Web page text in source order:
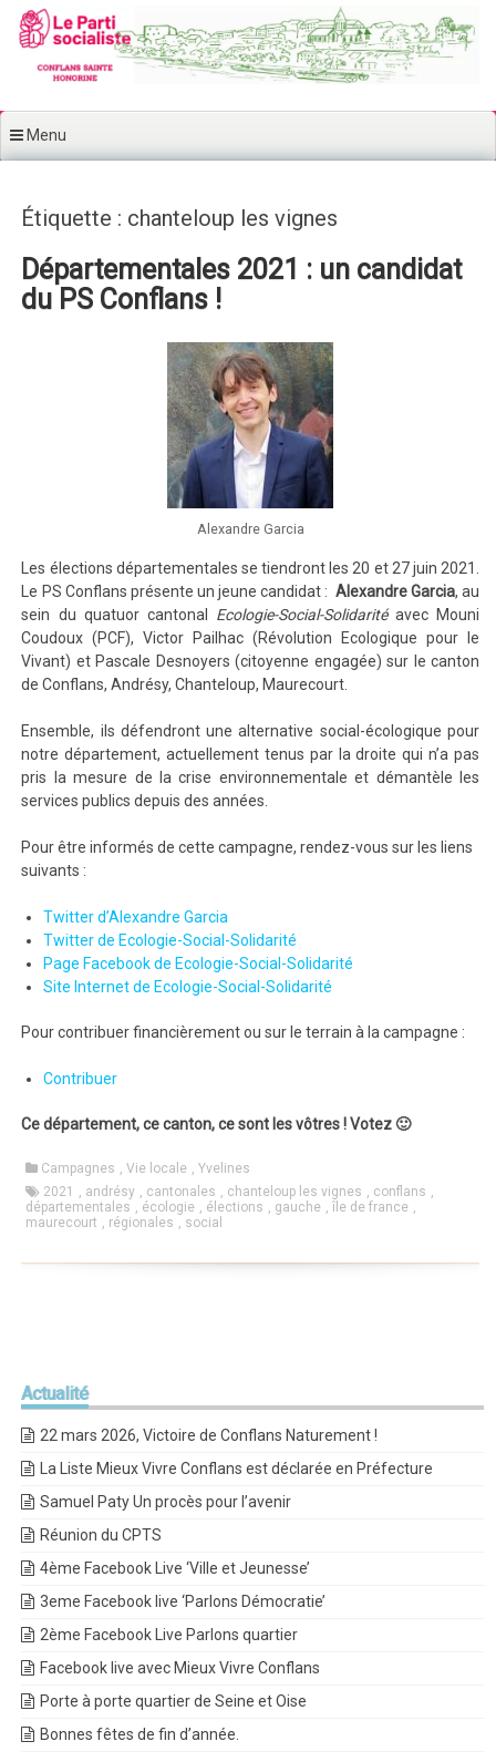
Aller au contenu principal
Menu
Étiquette : chanteloup les vignes
Départementales 2021 : un candidat
du PS Conflans !
Alexandre Garcia
Les élections départementales se tiendront les 20 et 27 juin 2021.
Le PS Conflans présente un jeune candidat : Alexandre Garcia, au
sein du quatuor cantonal Ecologie-Social-Solidaritéavec Mouni
Coudoux (PCF), Victor Pailhac (Révolution Ecologique pour le
Vivant) et Pascale Desnoyers (citoyenne engagée) sur le canton
de Conflans, Andrésy, Chanteloup, Maurecourt.
Ensemble, ils défendront une alternative social-écologique pour
notre département, actuellement tenus par la droite qui n’a pas
pris la mesure de la crise environnementale et démantèle les
services publics depuis des années.
Pour être informés de cette campagne, rendez-vous sur les liens
suivants :
Twitter d’Alexandre Garcia
Twitter de Ecologie-Social-Solidarité
Page Facebook de Ecologie-Social-Solidarité
Site Internet de Ecologie-Social-Solidarité
Pour contribuer financièrement ou sur le terrain à la campagne :
Contribuer
Ce département, ce canton, ce sont les vôtres ! Votez 🙂
Campagnes ,Vie locale ,Yvelines
2021
andrésy cantonales chanteloup les vignes conflans
départementales
écologie élections gauche ,île de france
maurecourt
régionales social
Actualité
22 mars 2026, Victoire de Conflans Naturement !
La Liste Mieux Vivre Conflans est déclarée en Préfecture
Samuel Paty Un procès pour l’avenir
Réunion du CPTS
4ème Facebook Live ‘Ville et Jeunesse’
3eme Facebook live ‘Parlons Démocratie’
2ème Facebook Live Parlons quartier
Facebook live avec Mieux Vivre Conflans
Porte à porte quartier de Seine et Oise
Bonnes fêtes de fin d’année.